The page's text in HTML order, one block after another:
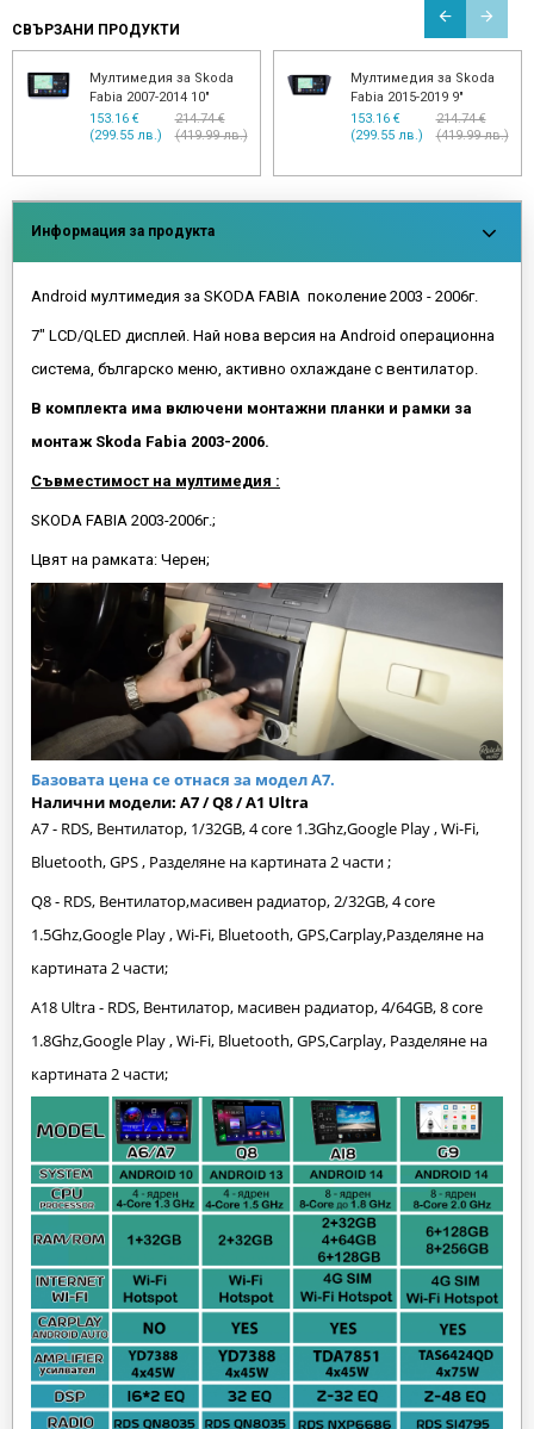
СВЪРЗАНИ ПРОДУКТИ
Мултимедия за Skoda
Fabia 2007-2014 10"
153.16 €
(299.55 лв.)
214.74 €
(419.99 лв.)
Мултимедия за Skoda
Fabia 2015-2019 9"
153.16 €
(299.55 лв.)
214.74 €
(419.99 лв.)
Информация за продукта
Android мултимедия за SKODA FABIA поколение 2003 - 2006г.
7" LCD/QLED дисплей. Най нова версия на Android операционна
система, българско меню, активно охлаждане с вентилатор.
В комплекта има включени монтажни планки и рамки за
монтаж Skoda Fabia 2003-2006.
Съвместимост на мултимедия :
SKODA FABIA 2003-2006г.;
Цвят на рамката: Черен;
Базовата цена се отнася за модел А7.
Налични модели: A7 /Q8 / A1 Ultra
A7 - RDS, Вентилатор, 1/32GB, 4 core 1.3Ghz,Google Play , Wi-Fi,
Bluetooth, GPS , Разделяне на картината 2 части ;
Q8 - RDS, Вентилатор,масивен радиатор, 2/32GB, 4 core
1.5Ghz,Google Play , Wi-Fi, Bluetooth, GPS,Carplay,Разделяне на
картината 2 части;
A18 Ultra - RDS, Вентилатор, масивен радиатор, 4/64GB, 8 core
1.8Ghz,Google Play , Wi-Fi, Bluetooth, GPS,Carplay, Разделяне на
картината 2 части;